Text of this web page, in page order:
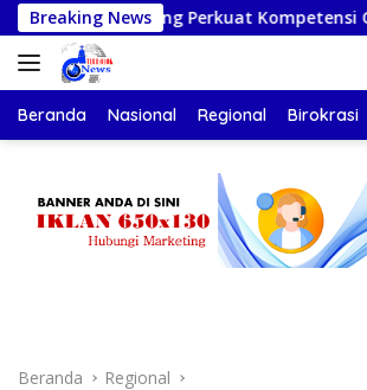
Langsung
ke
konten
Breaking News
Kupang Perkuat Kompetensi Guru SD
Beranda Nasional Regional Birokrasi
Beranda Regional